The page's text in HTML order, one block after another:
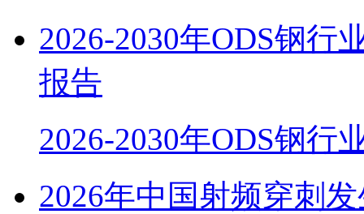
2026-2030年ODS钢行
报告
2026-2030年ODS钢行
2026年中国射频穿刺